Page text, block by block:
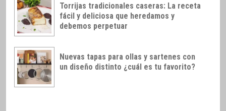
Torrijas tradicionales caseras: La receta
fácil y deliciosa que heredamos y
debemos perpetuar
Nuevas tapas para ollas y sartenes con
un diseño distinto ¿cuál es tu favorito?